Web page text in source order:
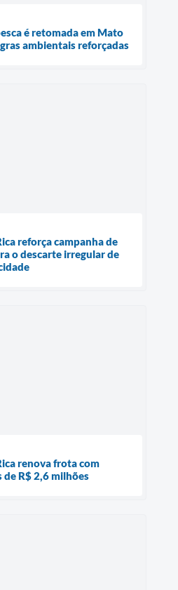
é retomada em Mato
ambientais reforçadas
reforça campanha de
o descarte irregular de
renova frota com
R$ 2,6 milhões